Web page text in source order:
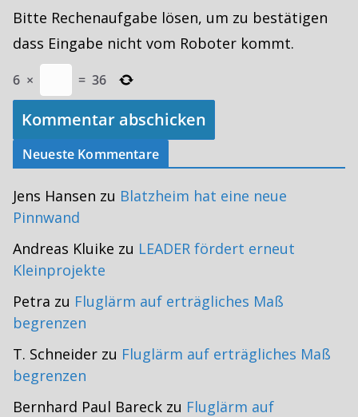
Bitte Rechenaufgabe lösen, um zu bestätigen
dass Eingabe nicht vom Roboter kommt.
6 × = 36
Neueste Kommentare
Jens Hansen zu Blatzheim hat eine neue
Pinnwand
Andreas Kluike zu LEADER fördert erneut
Kleinprojekte
Petra zu Fluglärm auf erträgliches Maß
begrenzen
T. Schneider zu Fluglärm auf erträgliches Maß
begrenzen
Bernhard Paul Bareck zu Fluglärm auf